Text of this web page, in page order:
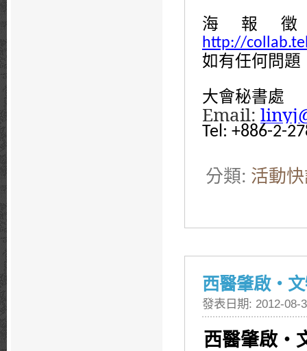
海報
http://
如有任何問題
大會秘書處
Email:
Tel: +886-2-
分類: 活動
西醫肇啟‧文
發表日期: 2012-08-
西醫肇啟‧